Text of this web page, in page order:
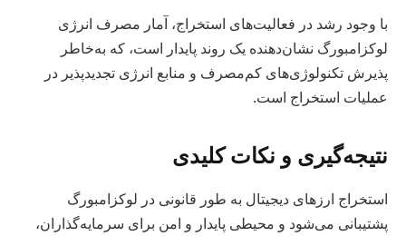
با وجود رشد در فعالیت‌های استخراج، آمار مصرف انرژی
لوکزامبورگ نشان‌دهنده یک روند پایدار است، که به‌خاطر
پذیرش تکنولوژی‌های کم‌مصرف و منابع انرژی تجدیدپذیر در
عملیات استخراج است.
نتیجه‌گیری و نکات کلیدی
استخراج ارزهای دیجیتال به طور قانونی در لوکزامبورگ
پشتیبانی می‌شود و محیطی پایدار و امن برای سرمایه‌گذاران،